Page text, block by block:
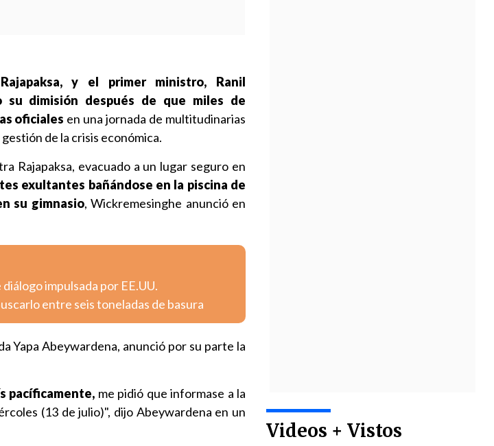
Videos + Vistos
y el primer ministro, Ranil
su dimisión después de que miles de
oficiales en una jornada de multitudinarias
de la crisis económica.
Rajapaksa, evacuado a un lugar seguro en
exultantes bañándose en la piscina de
su gimnasio, Wickremesinghe anunció en
impulsada por EE.UU.
entre seis toneladas de basura
Yapa Abeywardena, anunció por su parte la
pacíficamente, me pidió que informase a la
(13 de julio)", dijo Abeywardena en un